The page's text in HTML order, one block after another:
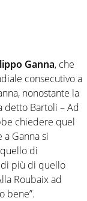
Ganna, che
consecutivo a
nonostante la
detto Bartoli – Ad
chiedere quel
Ganna si
di
più di quello
Roubaix ad
bene”.